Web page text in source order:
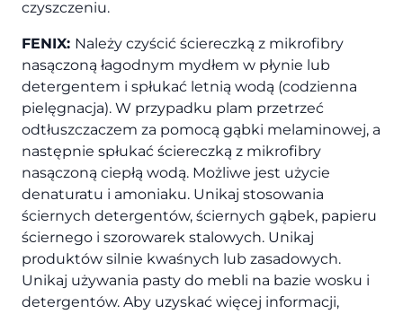
czyszczeniu.
FENIX: Należy czyścić ściereczką z mikrofibry
nasączoną łagodnym mydłem w płynie lub
detergentem i spłukać letnią wodą (codzienna
pielęgnacja). W przypadku plam przetrzeć
odtłuszczaczem za pomocą gąbki melaminowej, a
następnie spłukać ściereczką z mikrofibry
nasączoną ciepłą wodą. Możliwe jest użycie
denaturatu i amoniaku. Unikaj stosowania
ściernych detergentów, ściernych gąbek, papieru
ściernego i szorowarek stalowych. Unikaj
produktów silnie kwaśnych lub zasadowych.
Unikaj używania pasty do mebli na bazie wosku i
detergentów. Aby uzyskać więcej informacji,